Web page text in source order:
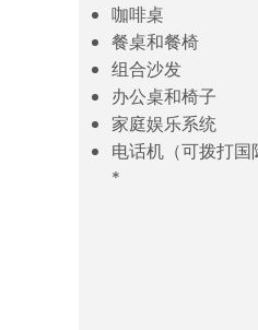
咖啡桌
餐桌和餐椅
组合沙发
办公桌和椅子
家庭娱乐系统
电话机（可拨打国
*